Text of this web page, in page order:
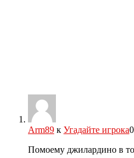
Arm89 к Угадайте игрока
Помоему джилардино в